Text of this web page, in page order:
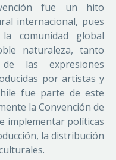
fue un hito
internacional, pues
comunidad global
naturaleza, tanto
las expresiones
por artistas y
fue parte de este
la Convención de
implementar políticas
la distribución